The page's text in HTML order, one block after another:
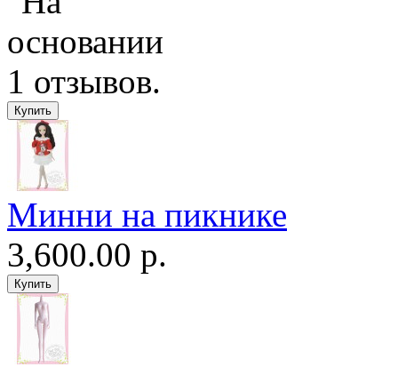
Минни на пикнике
3,600.00 р.